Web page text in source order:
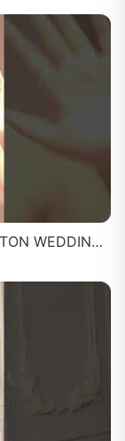
夢幻新品婚紗💍｜每一件都讓人心動！ETON WEDDING 新品登場✨